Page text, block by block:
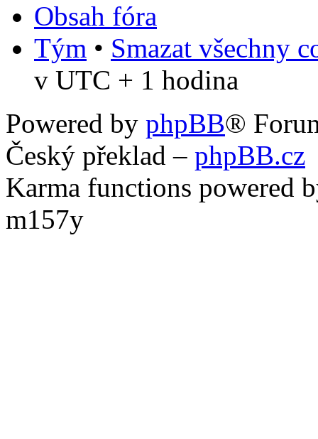
Obsah fóra
Tým • Smazat všechny
v UTC + 1 hodina
Powered by phpBB®
Český překlad – phpBB.cz
Karma functions powered
m157y